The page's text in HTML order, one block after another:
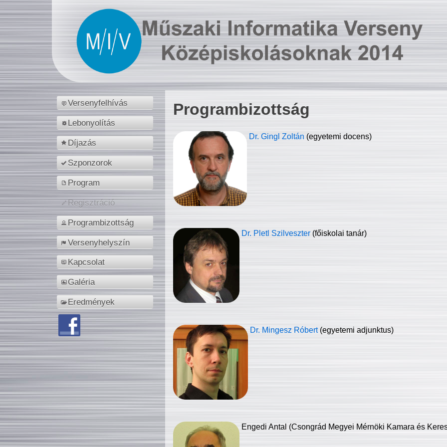
Versenyfelhívás
Lebonyolítás
Díjazás
Szponzorok
Program
Regisztráció
Programbizottság
Versenyhelyszín
Kapcsolat
Galéria
Eredmények
Programbizottság
Dr. Gingl Zoltán (egyetemi docens)
Dr. Pletl Szilveszter (főiskolai tanár)
Dr. Mingesz Róbert (egyetemi adjunktus)
Engedi Antal (Csongrád Megyei Mérnöki Kamara és